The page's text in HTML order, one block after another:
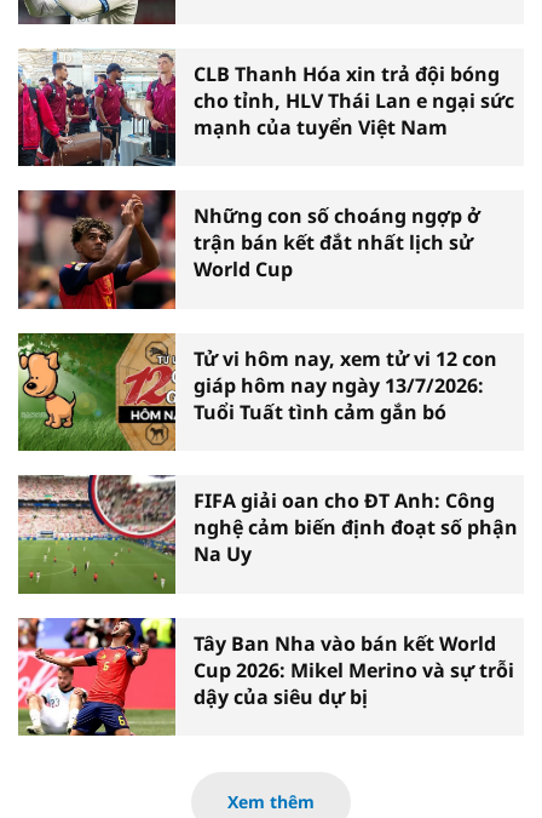
CLB Thanh Hóa xin trả đội bóng
cho tỉnh, HLV Thái Lan e ngại sức
mạnh của tuyển Việt Nam
Những con số choáng ngợp ở
trận bán kết đắt nhất lịch sử
World Cup
Tử vi hôm nay, xem tử vi 12 con
giáp hôm nay ngày 13/7/2026:
Tuổi Tuất tình cảm gắn bó
FIFA giải oan cho ĐT Anh: Công
nghệ cảm biến định đoạt số phận
Na Uy
Tây Ban Nha vào bán kết World
Cup 2026: Mikel Merino và sự trỗi
dậy của siêu dự bị
Xem thêm